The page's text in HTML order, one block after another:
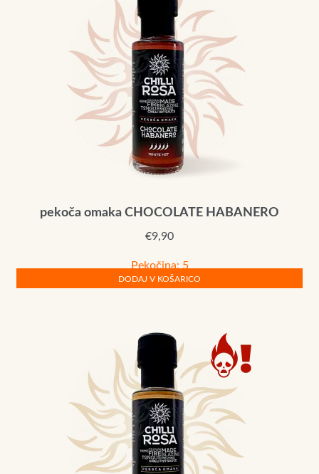
pekoča omaka CHOCOLATE HABANERO
€9,90
Pekočina: 5
DODAJ V KOŠARICO